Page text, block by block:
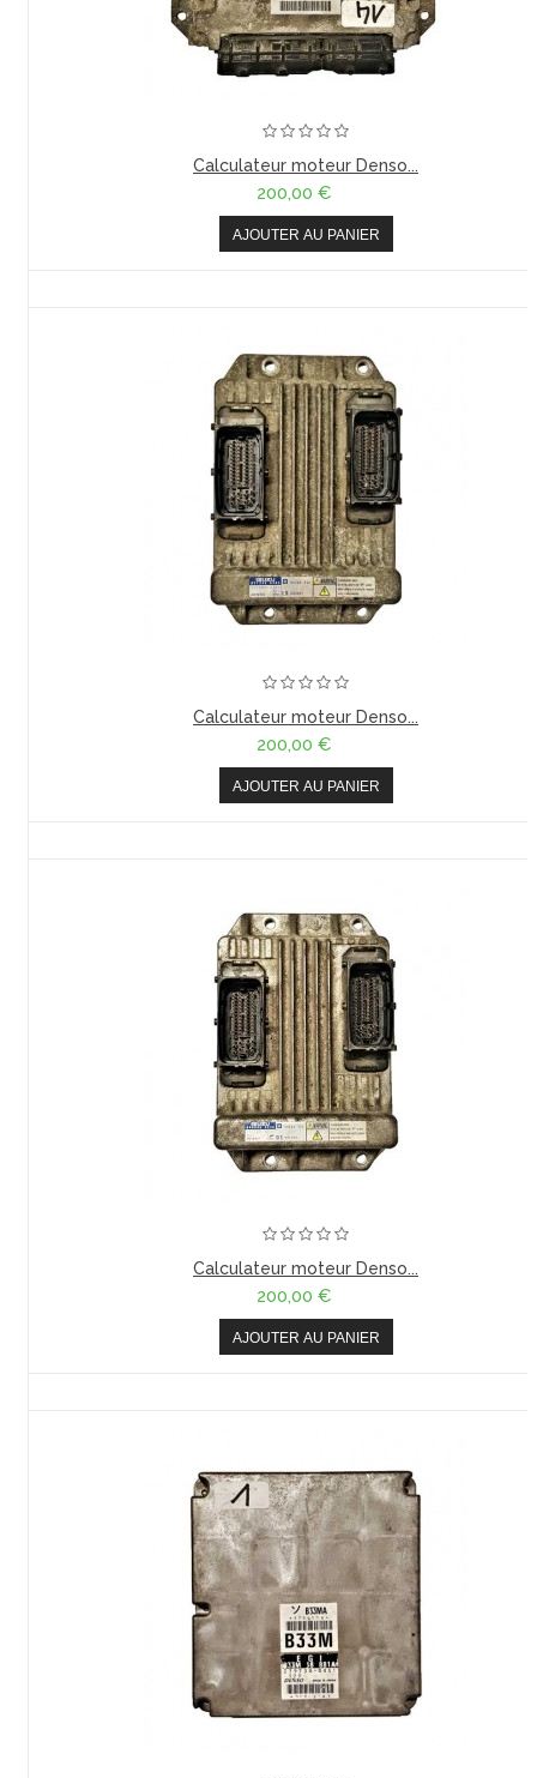
Calculateur moteur Denso...
200,00 €
AJOUTER AU PANIER
Calculateur moteur Denso...
200,00 €
AJOUTER AU PANIER
Calculateur moteur Denso...
200,00 €
AJOUTER AU PANIER